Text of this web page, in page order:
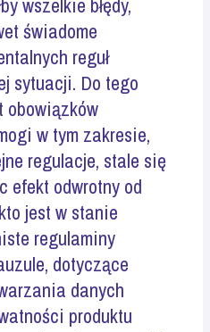
wszelkie błędy,
świadome
reguł
sytuacji. Do tego
obowiązków
w tym zakresie,
regulacje, stale się
efekt odwrotny od
jest w stanie
regulaminy
dotyczące
danych
produktu